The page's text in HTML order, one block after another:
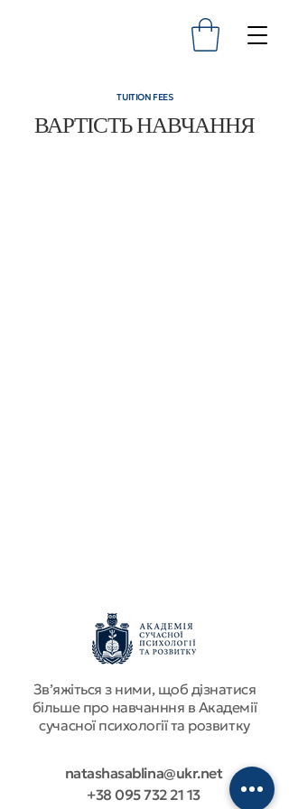
TUITION FEES
ВАРТІСТЬ НАВЧАННЯ
Звʼяжіться з ними, щоб дізнатися
більше про навчанння в Академії
сучасної психології та розвитку
natashasablina@ukr.net
+38 095 732 21 13